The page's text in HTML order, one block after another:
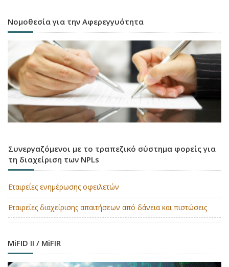
Νομοθεσία για την Αφερεγγυότητα
Συνεργαζόμενοι με το τραπεζικό σύστημα φορείς για
τη διαχείριση των NPLs
Εταιρείες ενημέρωσης οφειλετών
Εταιρείες διαχείρισης απαιτήσεων από δάνεια και πιστώσεις
MiFID II / MiFIR